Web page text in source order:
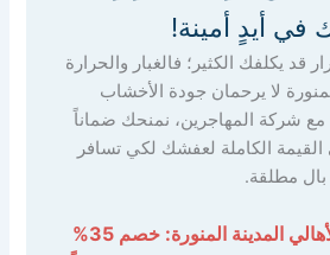
في أيدٍ أمينة!
قد يكلفك الكثير؛ فالغبار والحرارة
لا يرحمان جودة الأخشاب
مع شركة المهاجرين، نمنحك ضماناً
القيمة الكاملة لعفشك لكي تسافر
بال مطلقة.
🔥 عرض خاص لأهالي المدينة المنورة: خصم 35%